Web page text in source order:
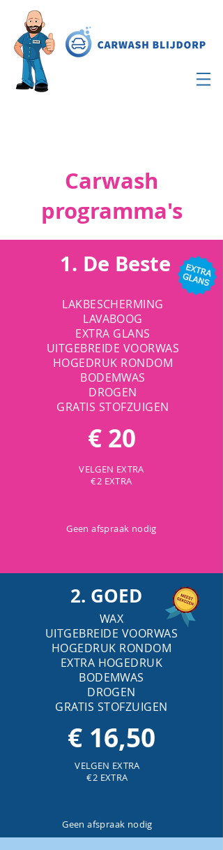
Carwash
programma's
1. De Beste
LAKBESCHERMING
LAVABOOG
EXTRA GLANS
UITGEBREIDE VOORWAS
HOGEDRUK RONDOM
BODEMWAS
DROGEN
GRATIS STOFZUIGEN
€ 20
VELGEN EXTRA
€2 EXTRA
Geen afspraak nodig
2. GOED
WAX
UITGEBREIDE VOORWAS
HOGEDRUK RONDOM
EXTRA HOGEDRUK
BODEMWAS
DROGEN
GRATIS STOFZUIGEN
€ 16,50
VELGEN EXTRA
€2 EXTRA
Geen afspraak nodig